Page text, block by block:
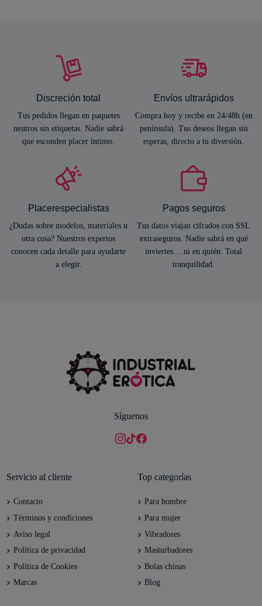
Discreción total
Tus pedidos llegan en paquetes
neutros sin etiquetas. Nadie sabrá
que esconden placer íntimo.
Envíos ultrarápidos
Compra hoy y recibe en 24/48h (en
península). Tus deseos llegan sin
esperas, directo a tu diversión.
Placerespecialistas
¿Dudas sobre modelos, materiales u
otra cosa? Nuestros expertos
conocen cada detalle para ayudarte
a elegir.
Pagos seguros
Tus datos viajan cifrados con SSL
extraseguros. Nadie sabrá en qué
inviertes… ni en quién. Total
tranquilidad.
Síguenos
Servicio al cliente
Contacto
Términos y condiciones
Aviso legal
Política de privacidad
Política de Cookies
Marcas
Top categorías
Para hombre
Para mujer
Vibradores
Masturbadores
Bolas chinas
Blog